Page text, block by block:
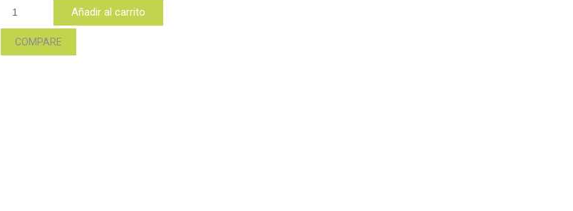
ATC
cantidad
Añadir al carrito
COMPARE